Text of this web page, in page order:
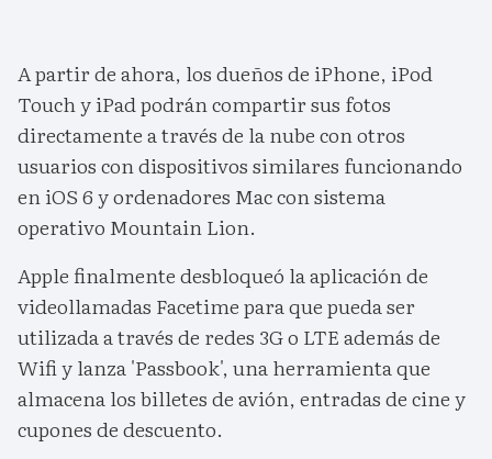
A partir de ahora, los dueños de iPhone, iPod
Touch y iPad podrán compartir sus fotos
directamente a través de la nube con otros
usuarios con dispositivos similares funcionando
en iOS 6 y ordenadores Mac con sistema
operativo Mountain Lion.
Apple finalmente desbloqueó la aplicación de
videollamadas Facetime para que pueda ser
utilizada a través de redes 3G o LTE además de
Wifi y lanza 'Passbook', una herramienta que
almacena los billetes de avión, entradas de cine y
cupones de descuento.